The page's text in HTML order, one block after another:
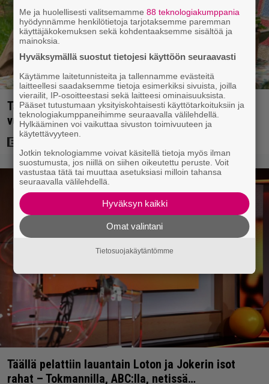
Tänään tv:ssä: Koskettava kotimainen elokuva
vuodelta 2020 – ”Tehty isolla sydämellä”
Täällä pelattiin lauantain Loton ja Jokerin isot
rahat – Tokmannilla, ABC:lla, netissä…
Me ja huolellisesti valitsemamme88 teknologiakumppania
hyödynnämme henkilötietoja tarjotaksemme paremman
käyttäjäkokemuksen sekä kohdentaaksemme sisältöä ja
mainoksia.
Hyväksymällä suostut tietojesi käyttöön seuraavasti
Käytämme laitetunnisteita ja tallennamme evästeitä
laitteellesi saadaksemme tietoja esimerkiksi sivuista, joilla
vierailit, IP-osoitteestasi sekä laitteesi ominaisuuksista.
Pääset tutustumaan yksityiskohtaisesti käyttötarkoituksiin ja
teknologiakumppaneihimme seuraavalla välilehdellä.
Hylkääminen voi vaikuttaa sivuston toimivuuteen ja
käytettävyyteen.
Jotkin teknologiamme voivat käsitellä tietoja myös ilman
suostumusta, jos niillä on siihen oikeutettu peruste. Voit
vastustaa tätä tai muuttaa asetuksiasi milloin tahansa
seuraavalla välilehdellä.
Hyväksyn kaikki
Omat valintani
Tietosuojakäytäntömme